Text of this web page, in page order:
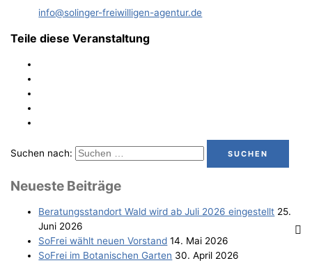
info@solinger-freiwilligen-agentur.de
Teile diese Veranstaltung
Suchen nach:
Neu­es­te Beiträge
Bera­tungs­stand­ort Wald wird ab Juli 2026 eingestellt 25.
Juni 2026
SoFrei wählt neu­en Vorstand 14. Mai 2026
SoFrei im Bota­ni­schen Garten 30. April 2026